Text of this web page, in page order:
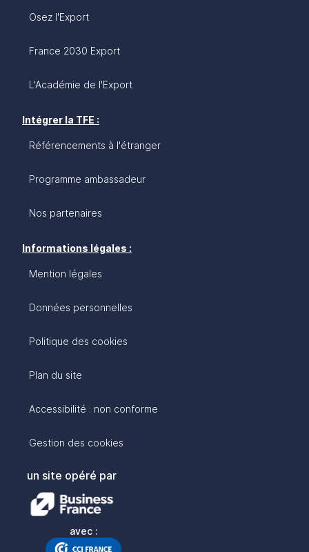
Osez l'Export
France 2030 Export
L'Académie de l'Export
Intégrer la TFE :
Référencements à l'étranger
Programme ambassadeur
Nos partenaires
Informations légales :
Mention légales
Données personnelles
Politique des cookies
Plan du site
Accessibilité : non conforme
Gestion des cookies
un site opéré par
avec :